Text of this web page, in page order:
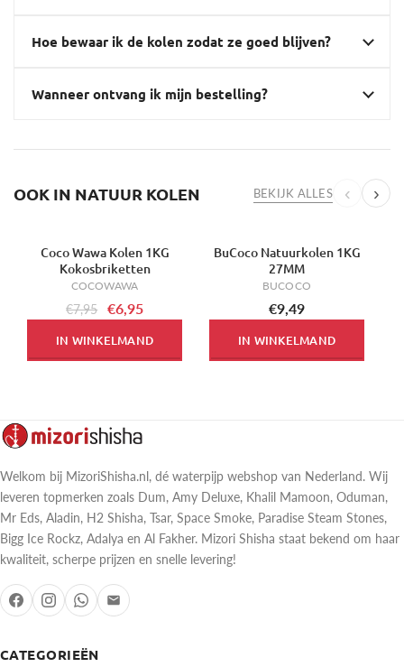
Hoe bewaar ik de kolen zodat ze goed blijven?
Wanneer ontvang ik mijn bestelling?
OOK IN NATUUR KOLEN BEKIJK ALLES ‹ ›
-13%
Coco Wawa Kolen 1KG
Kokosbriketten
COCOWAWA
€7,95 €6,95
IN WINKELMAND
BuCoco Natuurkolen 1KG
27MM
BUCOCO
€9,49
IN WINKELMAND
CATEGORIEËN
Welkom bij MizoriShisha.nl, dé waterpijp webshop van Nederland. Wij
leveren topmerken zoals Dum, Amy Deluxe, Khalil Mamoon, Oduman,
Mr Eds, Aladin, H2 Shisha, Tsar, Space Smoke, Paradise Steam Stones,
Bigg Ice Rockz, Adalya en Al Fakher. Mizori Shisha staat bekend om haar
kwaliteit, scherpe prijzen en snelle levering!